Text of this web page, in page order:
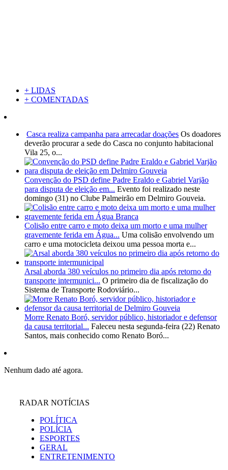
+ LIDAS
+ COMENTADAS
Casca realiza campanha para arrecadar doações Os doadores
deverão procurar a sede do Casca no conjunto habitacional
Vila 25, o...
Convenção do PSD define Padre Eraldo e Gabriel Varjão
para disputa de eleição em... Evento foi realizado neste
domingo (31) no Clube Palmeirão em Delmiro Gouveia.
Colisão entre carro e moto deixa um morto e uma mulher
gravemente ferida em Água... Uma colisão envolvendo um
carro e uma motocicleta deixou uma pessoa morta e...
Arsal aborda 380 veículos no primeiro dia após retorno do
transporte intermunici... O primeiro dia de fiscalização do
Sistema de Transporte Rodoviário...
Morre Renato Boró, servidor público, historiador e defensor
da causa territorial... Faleceu nesta segunda-feira (22) Renato
Santos, mais conhecido como Renato Boró...
Nenhum dado até agora.
RADAR NOTÍCIAS
POLÍTICA
POLÍCIA
ESPORTES
GERAL
ENTRETENIMENTO